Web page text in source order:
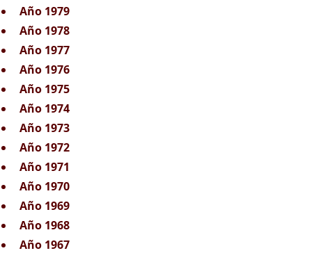
Año 1979
Año 1978
Año 1977
Año 1976
Año 1975
Año 1974
Año 1973
Año 1972
Año 1971
Año 1970
Año 1969
Año 1968
Año 1967